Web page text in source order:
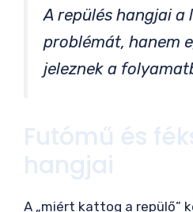
A repülés hangjai a
problémát, hanem
jeleznek a
Futómű és
hangjai
A „miért kattog a repülő”